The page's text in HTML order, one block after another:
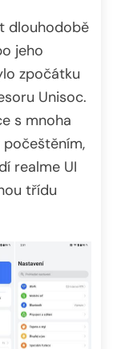
dlouhodobě
jeho
zpočátku
Unisoc.
s mnoha
realme UI
třídu